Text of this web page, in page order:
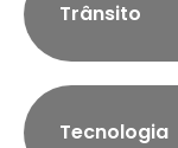
Trânsito
Tecnologia